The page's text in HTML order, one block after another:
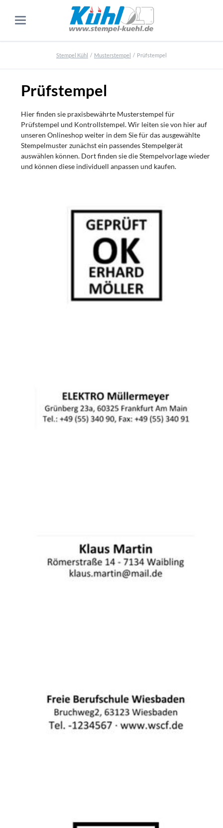
Stempel Kühl Musterstempel Prüfstempel
Prüfstempel
Hier finden sie praxisbewährte Musterstempel für
Prüfstempel und Kontrollstempel. Wir leiten sie von hier auf
unseren Onlineshop weiter in dem Sie für das ausgewählte
Stempelmuster zunächst ein passendes Stempelgerät
auswählen können. Dort finden sie die Stempelvorlage wieder
und können diese individuell anpassen und kaufen.